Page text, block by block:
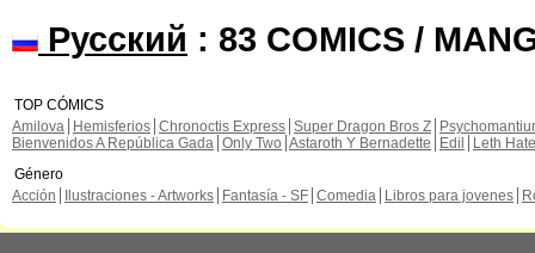
Русский : 83 COMICS /
TOP CÓMICS
Amilova
Hemisferios Chronoctis Express Super Dragon Bros Z
Bienvenidos A República Gada Only Two Astaroth Y Bernadette Edil
Leth Hate
Género
Acción
Ilustraciones - Artworks Fantasía - SF Comedia Libros para jovenes